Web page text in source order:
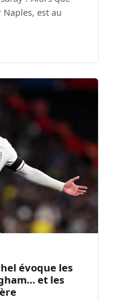
est au
évoque les
et les